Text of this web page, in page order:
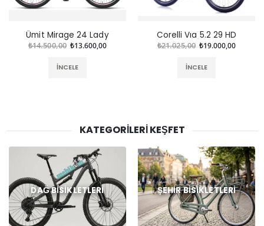
Ümit Mirage 24 Lady
₺14.500,00 ₺13.600,00
İNCELE
Corelli Vıa 5.2 29 HD
₺21.025,00 ₺19.000,00
İNCELE
KATEGORILERI KEŞFET
DAĞ BISIKLETLERI ŞEHIR BISIKLETLERI